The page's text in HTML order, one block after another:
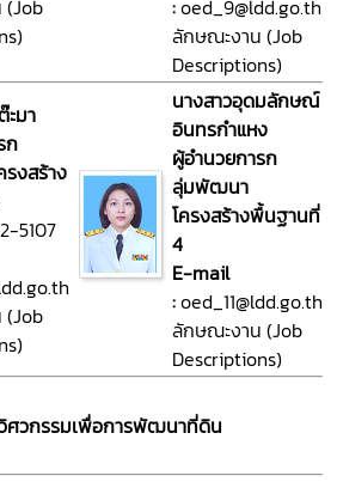
:oed_9@ldd.go.th
ลักษณะงาน (Job
Descriptions)
มา
ก
งสร้าง
5107
นางสาวอุดมลักษณ์
อินทรกำแหง
ผู้อำนวยการก
ลุ่มพัฒนา
โครงสร้างพื้นฐานที่
4
E-mail
:oed_11@ldd.go.th
ลักษณะงาน (Job
Descriptions)
ศวกรรมเพื่อการพัฒนาที่ดิน